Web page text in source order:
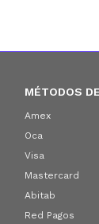
MÉTODOS
Amex
Oca
Visa
Mastercard
Abitab
Red Pagos